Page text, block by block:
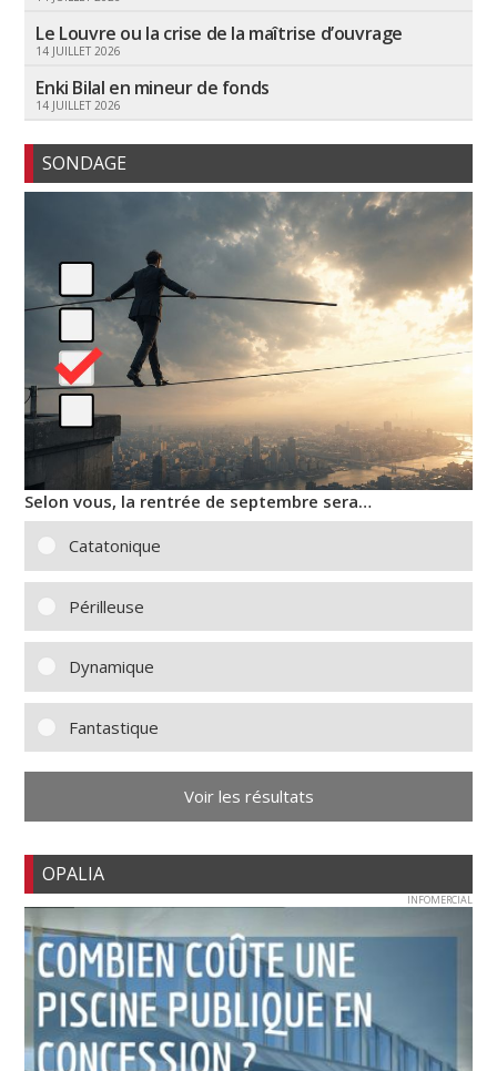
Le Louvre ou la crise de la maîtrise d’ouvrage
14 JUILLET 2026
Enki Bilal en mineur de fonds
14 JUILLET 2026
SONDAGE
Selon vous, la rentrée de septembre sera…
Catatonique
Périlleuse
Dynamique
Fantastique
Voir les résultats
OPALIA
INFOMERCIAL